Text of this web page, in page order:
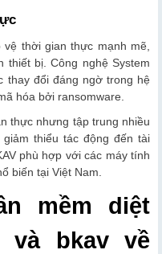
thời gian thực mạnh mẽ,
thiết bị. Công nghệ System
thay đổi đáng ngờ trong hệ
hóa bởi ransomware.
thực nhưng tập trung nhiều
thiểu tác động đến tài
phù hợp với các máy tính
biến tại Việt Nam.
mềm diệt
và bkav về